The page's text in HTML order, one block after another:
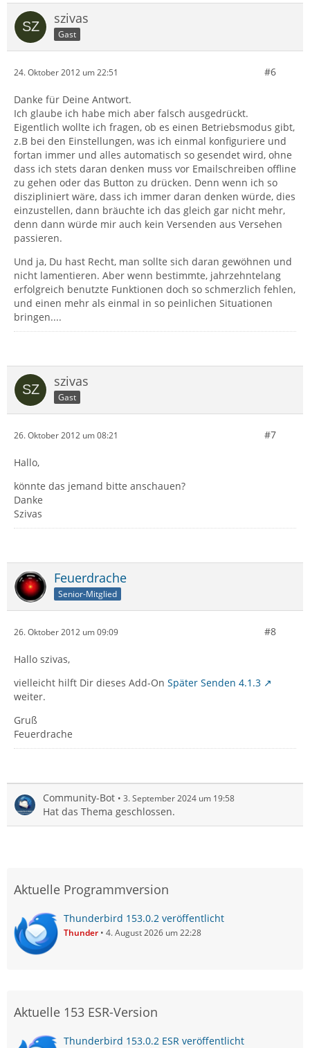
szivas
Gast
24. Oktober 2012 um 22:51 #6
Danke für Deine Antwort.
Ich glaube ich habe mich aber falsch ausgedrückt.
Eigentlich wollte ich fragen, ob es einen Betriebsmodus gibt,
z.B bei den Einstellungen, was ich einmal konfiguriere und
fortan immer und alles automatisch so gesendet wird, ohne
dass ich stets daran denken muss vor Emailschreiben offline
zu gehen oder das Button zu drücken. Denn wenn ich so
diszipliniert wäre, dass ich immer daran denken würde, dies
einzustellen, dann bräuchte ich das gleich gar nicht mehr,
denn dann würde mir auch kein Versenden aus Versehen
passieren.
Und ja, Du hast Recht, man sollte sich daran gewöhnen und
nicht lamentieren. Aber wenn bestimmte, jahrzehntelang
erfolgreich benutzte Funktionen doch so schmerzlich fehlen,
und einen mehr als einmal in so peinlichen Situationen
bringen....
szivas
Gast
26. Oktober 2012 um 08:21 #7
Hallo,
könnte das jemand bitte anschauen?
Danke
Szivas
Feuerdrache
Senior-Mitglied
26. Oktober 2012 um 09:09 #8
Hallo szivas,
vielleicht hilft Dir dieses Add-On Später Senden 4.1.3
weiter.
Gruß
Feuerdrache
Community-Bot 3. September 2024 um 19:58
Hat das Thema geschlossen.
Aktuelle Programmversion
Thunderbird 153.0.2 veröffentlicht
Thunder 4. August 2026 um 22:28
Aktuelle 153 ESR-Version
Thunderbird 153.0.2 ESR veröffentlicht